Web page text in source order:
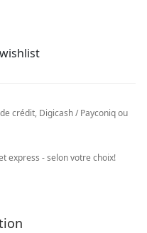
crédit, Digicash / Payconiq ou
express - selon votre choix!